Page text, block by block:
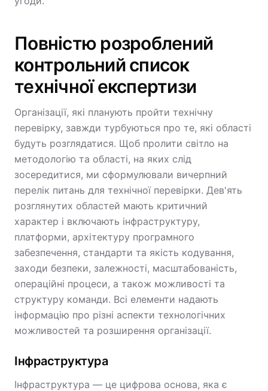
Повністю розроблений
контрольний список
технічної експертизи
Організації, які планують пройти технічну
перевірку, завжди турбуються про те, які області
будуть розглядатися. Щоб пролити світло на
методологію та області, на яких слід
зосередитися, ми сформулювали вичерпний
перелік питань для технічної перевірки. Дев'ять
розглянутих областей мають критичний
характер і включають інфраструктуру,
платформи, архітектуру програмного
забезпечення, стандарти та якість кодування,
заходи безпеки, залежності, масштабованість,
операційні процеси, а також можливості та
структуру команди. Всі елементи надають
інформацію про різні аспекти технологічних
можливостей та розширення організації.
Інфраструктура
Інфраструктура — це цифрова основа, яка є